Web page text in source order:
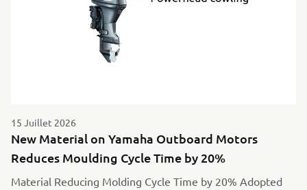
15 Juillet 2026
New Material on Yamaha Outboard Motors
Reduces Moulding Cycle Time by 20%
Material Reducing Molding Cycle Time by 20% Adopted